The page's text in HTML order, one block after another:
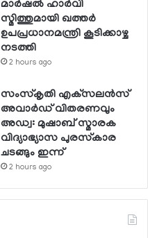
മാര്‍ഷല്‍ ഹാര്‍വി
സ്മിത്തുമായി ഖത്തര്‍
ഉപപ്രധാനമന്ത്രി കൂടിക്കാഴ്ച
നടത്തി
2 hours ago
സംസ്‌കൃതി എക്‌സലന്‍സ്
അവാര്‍ഡ് വിതരണവും
അഡ്വ: മുഷാബ് സ്മാരക
വിദ്യാഭ്യാസ പുരസ്‌കാര
ചടങ്ങും ഇന്ന്
2 hours ago